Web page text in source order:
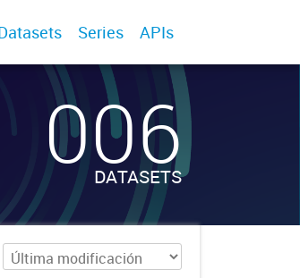
Series APIs
006
DATASETS